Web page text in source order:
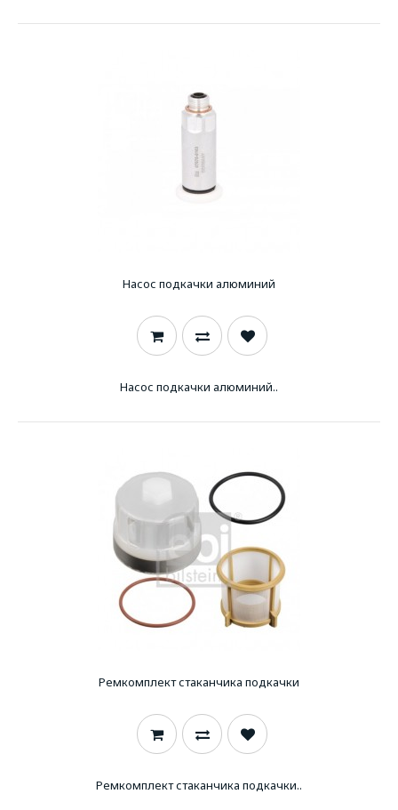
Насос подкачки алюминий
Насос подкачки алюминий..
Ремкомплект стаканчика подкачки
Ремкомплект стаканчика подкачки..